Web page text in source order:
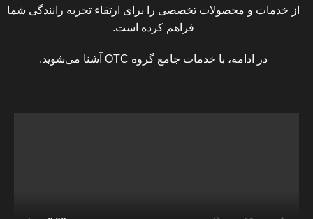
از خدمات و محصولات تخصصی را برای ارتقاء تجربه رانندگی شما
فراهم کرده است.
در ادامه، با خدمات جامع گروه OTC آشنا می‌شوید.